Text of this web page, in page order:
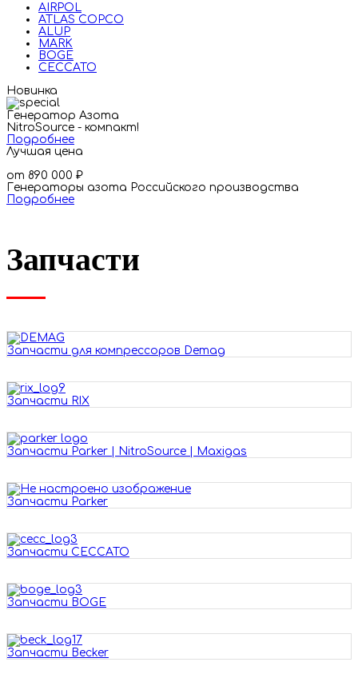
AIRPOL
ATLAS COPCO
ALUP
MARK
BOGE
CECCATO
Новинка
Генератор Азота
NitroSource - компакт!
Подробнее
Лучшая цена
от 890 000 ₽
Генераторы азота Российского производства
Подробнее
Запчасти
Запчасти для компрессоров Demag
Запчасти RIX
Запчасти Parker | NitroSource | Maxigas
Запчасти Parker
Запчасти CECCATO
Запчасти BOGE
Запчасти Becker